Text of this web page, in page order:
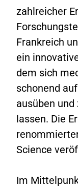
zahlreicher
Frankreich
ein
dem sich
schonend
ausüben
lassen. Die
Science
Im